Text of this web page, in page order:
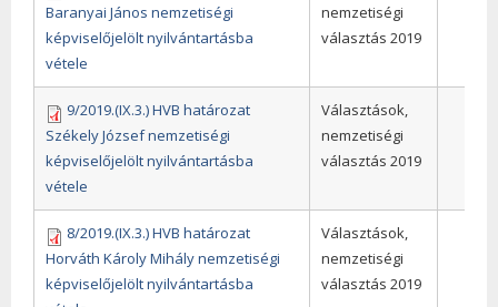
Baranyai János nemzetiségi
képviselőjelölt nyilvántartásba
vétele
nemzetiségi
választás 2019
9/2019.(IX.3.) HVB határozat
Székely József nemzetiségi
képviselőjelölt nyilvántartásba
vétele
Választások,
nemzetiségi
választás 2019
8/2019.(IX.3.) HVB határozat
Horváth Károly Mihály nemzetiségi
képviselőjelölt nyilvántartásba
Választások,
nemzetiségi
választás 2019